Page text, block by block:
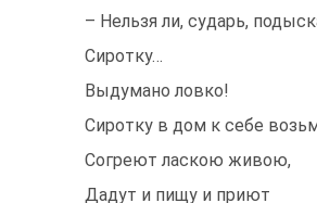
– Нельзя ли, сударь,
Сиротку…
Выдумано ловко!
Сиротку в дом к себе
Согреют ласкою живою,
Дадут и пищу и приют